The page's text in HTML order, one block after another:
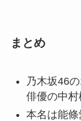
まとめ
乃木坂46
俳優の中村
本名は能